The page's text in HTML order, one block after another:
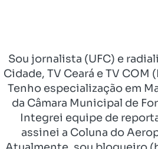
Sou jornalista (UFC) e
Cidade, TV Ceará e TV
Tenho especialização em
da Câmara Municipal de
Integrei equipe de
assinei a Coluna do